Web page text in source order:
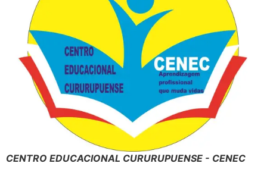
CENTRO EDUCACIONAL CURURUPUENSE - CENEC